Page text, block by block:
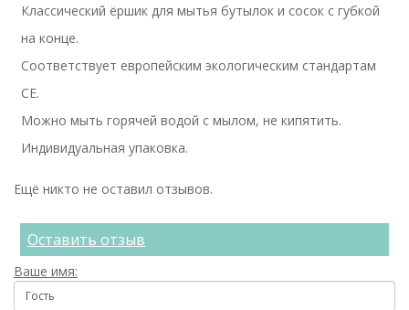
Классический ёршик для мытья бутылок и сосок с губкой
на конце.
Соответствует европейским экологическим стандартам
СЕ.
Можно мыть горячей водой с мылом, не кипятить.
Индивидуальная упаковка.
Ещё никто не оставил отзывов.
Оставить отзыв
Ваше имя: